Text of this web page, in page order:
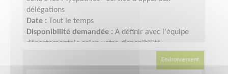
délégations
Date :
Tout le temps
Disponibilité demandée : A définir avec l'équipe
départementale selon votre disponibilité
Environnement